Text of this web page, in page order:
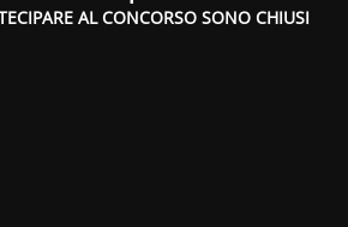
AL CONCORSO SONO CHIUSI